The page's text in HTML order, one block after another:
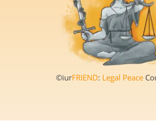
©iurFRIEND: Legal Peace